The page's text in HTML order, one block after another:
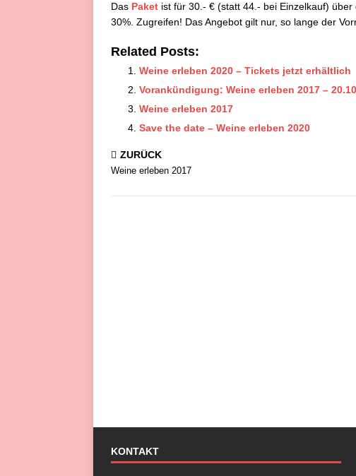
Das Paket ist für 30.- € (statt 44.- bei Einzelkauf) über
30%. Zugreifen! Das Angebot gilt nur, so lange der
Related Posts:
Weine erleben 2020 – Tickets jetzt erhältlich
Vorankündigung: Weine erleben 2017 –
Weine erleben 2017
Save the date – Weine erleben 2020
ZURÜCK
Weine erleben 2017
KONTAKT